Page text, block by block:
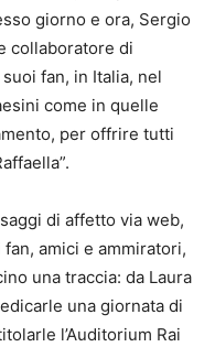
giorno e ora, Sergio
collaboratore di
fan, in Italia, nel
come in quelle
per offrire tutti
di affetto via web,
amici e ammiratori,
una traccia: da Laura
una giornata di
l’Auditorium Rai